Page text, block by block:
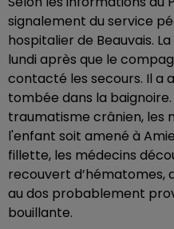
signalement du service
hospitalier de Beauvais.
lundi après que le
contacté les secours. Il a
tombée dans la
traumatisme crânien, les
l'enfant soit amené à
fillette, les médecins
recouvert d’hématomes,
au dos probablement
bouillante.